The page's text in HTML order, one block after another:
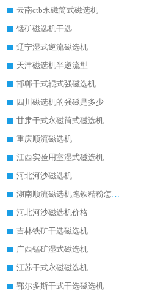
云南ctb永磁筒式磁选机
锰矿磁选机干选
辽宁湿式逆流磁选机
天津磁选机半逆流型
邯郸干式辊式强磁选机
四川磁选机的强磁是多少
甘肃干式永磁筒式磁选机
重庆顺流磁选机
江西实验用室湿式磁选机
河北河沙磁选机
湖南顺流磁选机跑铁精粉怎么处理
河北河沙磁选机价格
吉林铁矿干选磁选机
广西锰矿湿式磁选机
江苏干式永磁磁选机
鄂尔多斯干式干选磁选机